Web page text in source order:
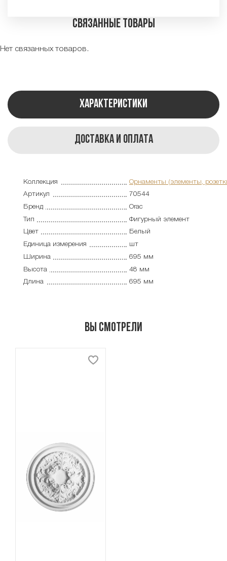
Связанные товары
Нет связанных товаров.
Характеристики
Доставка и оплата
Коллекция
Орнаменты (элементы,
Артикул
70544
Бренд
Orac
Тип
Фигурный элемент
Цвет
Белый
Единица измерения
шт
Ширина
695 мм
Высота
48 мм
Длина
695 мм
Вы смотрели